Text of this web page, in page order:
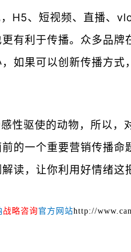
H5、短视频、直播、
有利于传播。众多品
如果可以创新传播方
性驱使的动物，所以
前的一个重要营销传播命
读，让你利用好情绪这
战略咨询官方网站http://